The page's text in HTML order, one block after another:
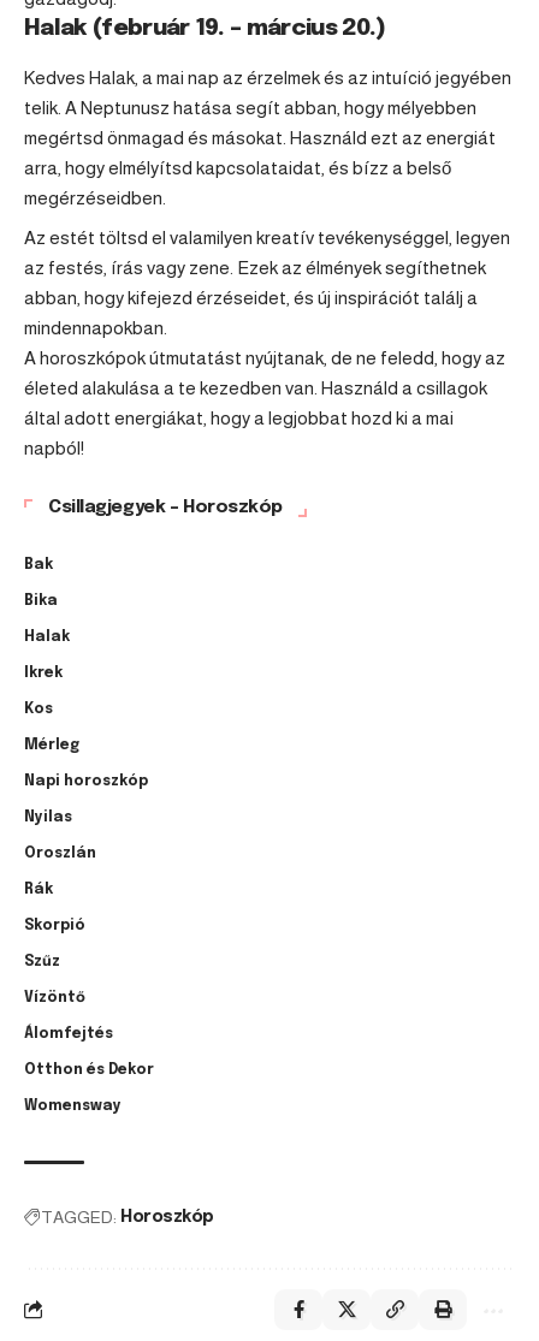
Halak (február 19. – március 20.)
Kedves Halak , a mai nap az érzelmek és az intuíció jegyében
telik. A Neptunusz hatása segít abban, hogy mélyebben
megértsd önmagad és másokat. Használd ezt az energiát
arra, hogy elmélyítsd kapcsolataidat, és bízz a belső
megérzéseidben.
Az estét töltsd el valamilyen kreatív tevékenységgel, legyen
az festés, írás vagy zene. Ezek az élmények segíthetnek
abban, hogy kifejezd érzéseidet, és új inspirációt találj a
mindennapokban.
A horoszkópok útmutatást nyújtanak, de ne feledd, hogy az
életed alakulása a te kezedben van. Használd a csillagok
által adott energiákat, hogy a legjobbat hozd ki a mai
napból!
Csillagjegyek – Horoszkóp
Bak
Bika
Halak
Ikrek
Kos
Mérleg
Napi horoszkóp
Nyilas
Oroszlán
Rák
Skorpió
Szűz
Vízöntő
Álomfejtés
Otthon és Dekor
Womensway
TAGGED: Horoszkóp